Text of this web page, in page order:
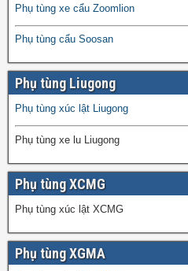
Phụ tùng xe cẩu Zoomlion
Phụ tùng cẩu Soosan
Phụ tùng Liugong
Phụ tùng xúc lật Liugong
Phụ tùng xe lu Liugong
Phụ tùng XCMG
Phụ tùng xúc lật XCMG
Phụ tùng XGMA